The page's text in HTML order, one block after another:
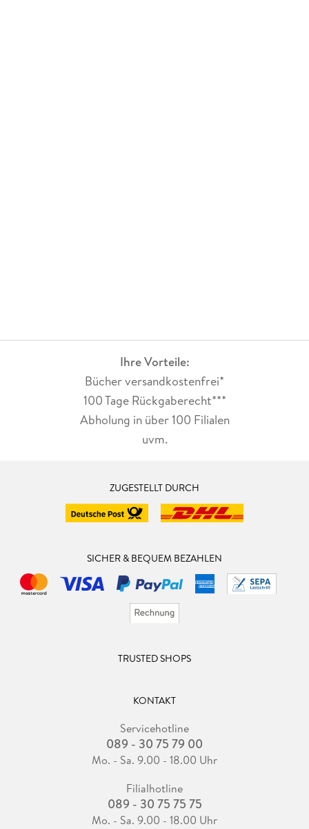
Ihre Vorteile:
Bücher versandkostenfrei*
100 Tage Rückgaberecht***
Abholung in über 100 Filialen
uvm.
ZUGESTELLT DURCH
SICHER & BEQUEM BEZAHLEN
TRUSTED SHOPS
KONTAKT
Servicehotline
089 - 30 75 79 00
Mo. - Sa. 9.00 - 18.00 Uhr
Filialhotline
089 - 30 75 75 75
Mo. - Sa. 9.00 - 18.00 Uhr